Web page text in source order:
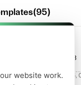
website work.
gemma-4-31b-it:v0.03
mise à jour : 03 Apr 2026,